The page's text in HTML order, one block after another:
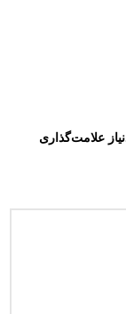
علامت‌گذاری